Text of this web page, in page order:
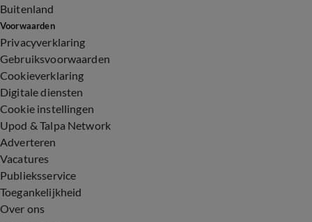
Buitenland
Voorwaarden
Privacyverklaring
Gebruiksvoorwaarden
Cookieverklaring
Digitale diensten
Cookie instellingen
Upod & Talpa Network
Adverteren
Vacatures
Publieksservice
Toegankelijkheid
Over ons